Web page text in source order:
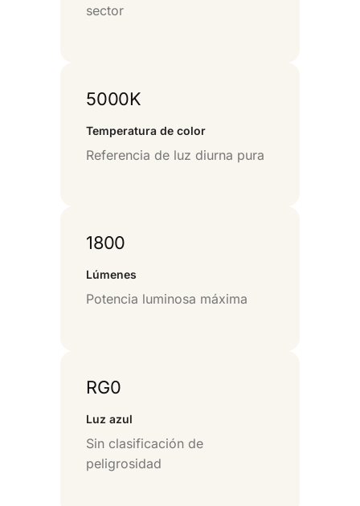
sector
5000K
Temperatura de color
Referencia de luz diurna pura
1800
Lúmenes
Potencia luminosa máxima
RG0
Luz azul
Sin clasificación de
peligrosidad